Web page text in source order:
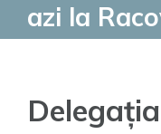
azi la